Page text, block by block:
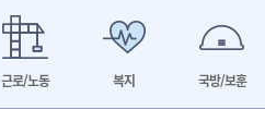
근로/노동 복지 국방/보훈